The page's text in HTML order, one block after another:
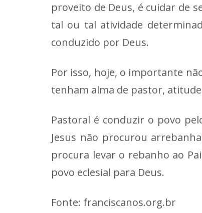
proveito de Deus, é cuidar de
tal ou tal atividade
conduzido por Deus.
Por isso, hoje, o importante
tenham alma de pastor,
Pastoral é conduzir o povo
Jesus não procurou
procura levar o rebanho ao
povo eclesial para Deus.
Fonte: franciscanos.org.br